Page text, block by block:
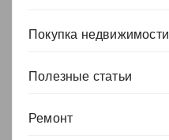
Покупка недвижимости
Полезные статьи
Ремонт